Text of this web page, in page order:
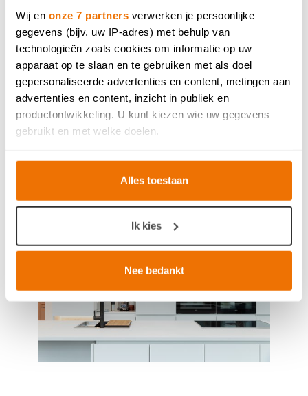
Wij en onze 7 partners verwerken je persoonlijke
gegevens (bijv. uw IP-adres) met behulp van
technologieën zoals cookies om informatie op uw
apparaat op te slaan en te gebruiken met als doel
gepersonaliseerde advertenties en content, metingen aan
advertenties en content, inzicht in publiek en
productontwikkeling. U kunt kiezen wie uw gegevens
gebruikt en met welke doelen.
Als u het toestaat, willen we ook graag:
Informatie verzamelen over uw geografische locatie,
die tot een paar meter nauwkeurig kan zijn
op specifieke eigenschappen (fingerprinting)
Lees meer over hoe uw persoonlijke gegevens worden
verwerkt en stel uw voorkeuren in het
intrekken in de Cookieverklaring.
voor een ervaring op maat. Door de cookies te
Alles toestaan
Ik kies
Nee bedankt